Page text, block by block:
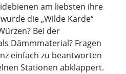
am liebsten ihre
die „Wilde Karde“
Bei der
Dämmmaterial? Fragen
einfach zu beantworten
Stationen abklappert.